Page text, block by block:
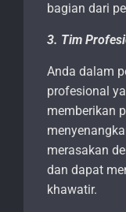
bagian dari
3. Tim
Anda dalam
profesional
memberikan
merasakan
dan dapat
khawatir.